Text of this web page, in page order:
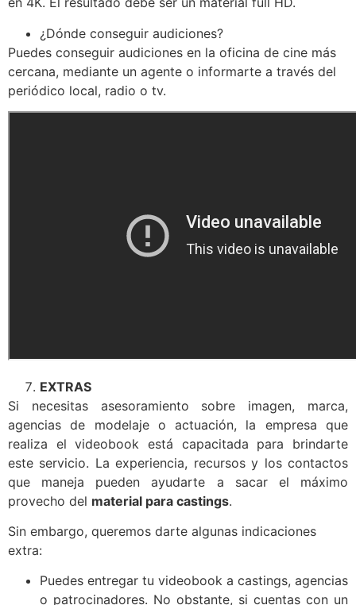
¿Dónde conseguir audiciones?
Puedes conseguir audiciones en la oficina de cine más
cercana, mediante un agente o informarte a través del
periódico local, radio o tv.
EXTRAS
Si necesitas asesoramiento sobre imagen, marca,
agencias de modelaje o actuación, la empresa que
realiza el videobook está capacitada para brindarte
este servicio. La experiencia, recursos y los contactos
que maneja pueden ayudarte a sacar el máximo
provecho del material para castings.
Sin embargo, queremos darte algunas indicaciones
extra:
Puedes entregar tu videobook a castings, agencias
o patrocinadores. No obstante, si cuentas con un